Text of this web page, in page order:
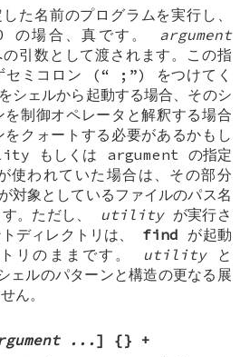
た名前のプログラムを実行し、
の場合、真です。 argument
数として渡されます。この指
セミコロン (“
; ”) をつけてく
シェルから起動する場合、そのシ
を制御オペレータと解釈する場合
クォートする必要があるかもし
もしくは argument の指定
使われていた場合は、その部分
対象としているファイルのパス名
。ただし、 utilityが実行さ
ディレクトリは、 find が起動
リのままです。 utilityと
ルのパターンと構造の更なる展
ん。
...] {} +